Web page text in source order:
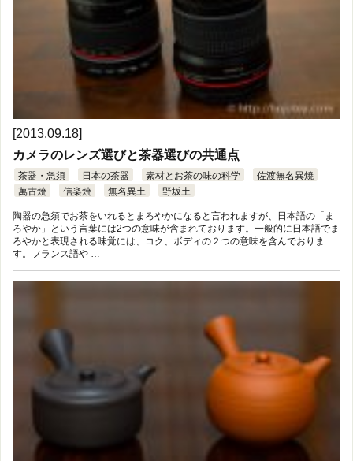
[2013.09.18]
カメラのレンズ選びと茶器選びの共通点
茶器・急須 日本の茶器 素材とお茶の味の科学
佐渡無名異焼
萬古焼
信楽焼 無名異土 野坂土
陶器の急須でお茶をいれるとまろやかになると言われますが、日本語の「ま
ろやか」という言葉には2つの意味が含まれております。一般的に日本語でま
ろやかと表現される味覚には、コク、ボディの２つの意味を含んでおりま
す。フランス語や …